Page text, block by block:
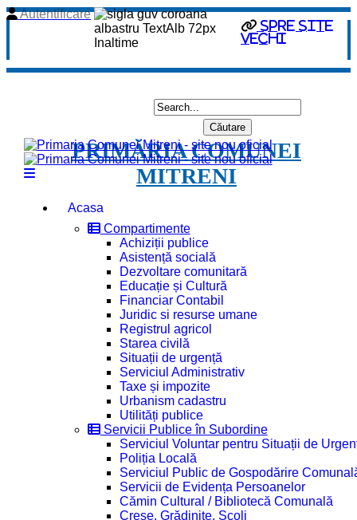
spre site
vechi
Autentificare
PRIMĂRIA COMUNEI
MITRENI
Acasa
Compartimente
Achiziții publice
Asistență socială
Dezvoltare comunitară
Educație și Cultură
Financiar Contabil
Juridic si resurse umane
Registrul agricol
Starea civilă
Situații de urgență
Serviciul Administrativ
Taxe și impozite
Urbanism cadastru
Utilități publice
Servicii Publice în Subordine
Serviciul Voluntar pentru Situații de
Poliția Locală
Serviciul Public de Gospodărire
Servicii de Evidența Persoanelor
Cămin Cultural / Bibliotecă Comunală
Creșe, Grădinițe, Școli